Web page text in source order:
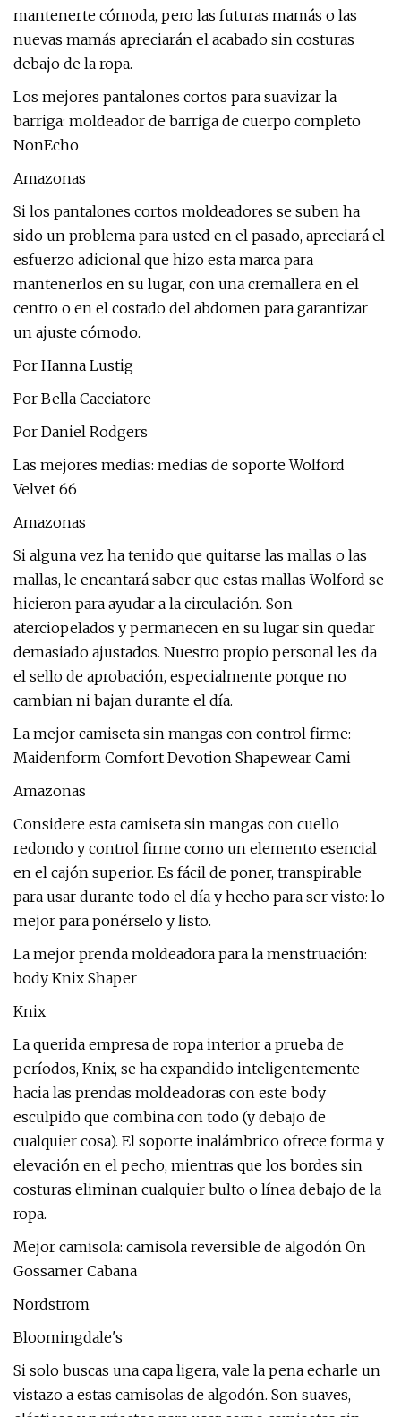
mantenerte cómoda, pero las futuras mamás o las
nuevas mamás apreciarán el acabado sin costuras
debajo de la ropa.
Los mejores pantalones cortos para suavizar la
barriga: moldeador de barriga de cuerpo completo
NonEcho
Amazonas
Si los pantalones cortos moldeadores se suben ha
sido un problema para usted en el pasado, apreciará el
esfuerzo adicional que hizo esta marca para
mantenerlos en su lugar, con una cremallera en el
centro o en el costado del abdomen para garantizar
un ajuste cómodo.
Por Hanna Lustig
Por Bella Cacciatore
Por Daniel Rodgers
Las mejores medias: medias de soporte Wolford
Velvet 66
Amazonas
Si alguna vez ha tenido que quitarse las mallas o las
mallas, le encantará saber que estas mallas Wolford se
hicieron para ayudar a la circulación. Son
aterciopelados y permanecen en su lugar sin quedar
demasiado ajustados. Nuestro propio personal les da
el sello de aprobación, especialmente porque no
cambian ni bajan durante el día.
La mejor camiseta sin mangas con control firme:
Maidenform Comfort Devotion Shapewear Cami
Amazonas
Considere esta camiseta sin mangas con cuello
redondo y control firme como un elemento esencial
en el cajón superior. Es fácil de poner, transpirable
para usar durante todo el día y hecho para ser visto: lo
mejor para ponérselo y listo.
La mejor prenda moldeadora para la menstruación:
body Knix Shaper
Knix
La querida empresa de ropa interior a prueba de
períodos, Knix, se ha expandido inteligentemente
hacia las prendas moldeadoras con este body
esculpido que combina con todo (y debajo de
cualquier cosa). El soporte inalámbrico ofrece forma y
elevación en el pecho, mientras que los bordes sin
costuras eliminan cualquier bulto o línea debajo de la
ropa.
Mejor camisola: camisola reversible de algodón On
Gossamer Cabana
Nordstrom
Bloomingdale's
Si solo buscas una capa ligera, vale la pena echarle un
vistazo a estas camisolas de algodón. Son suaves,